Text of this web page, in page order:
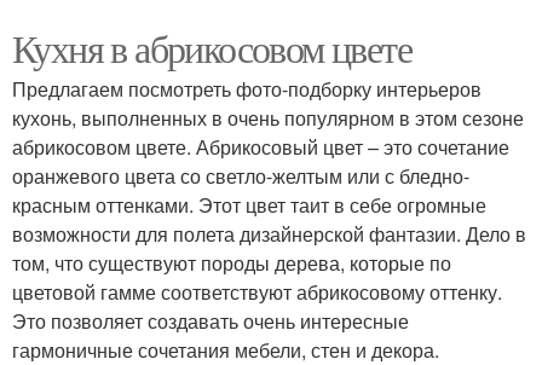
Кухня в абрикосовом цвете
Предлагаем посмотреть фото-подборку интерьеров
кухонь, выполненных в очень популярном в этом сезоне
абрикосовом цвете. Абрикосовый цвет – это сочетание
оранжевого цвета со светло-желтым или с бледно-
красным оттенками. Этот цвет таит в себе огромные
возможности для полета дизайнерской фантазии. Дело в
том, что существуют породы дерева, которые по
цветовой гамме соответствуют абрикосовому оттенку.
Это позволяет создавать очень интересные
гармоничные сочетания мебели, стен и декора.